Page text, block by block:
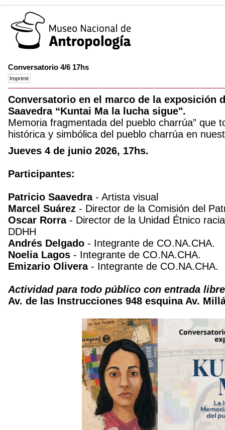
Conversatorio 4/6 17hs
Conversatorio en el marco de la exposición
Saavedra “Kuntai Ma la lucha sigue".
Memoria fragmentada del pueblo charrúa” que
histórica y simbólica del pueblo charrúa en
Jueves 4 de junio 2026, 17hs.
Participantes:
Patricio Saavedra- Artista visual
Marcel Suárez - Director de la Comisión del
Oscar Rorra- Director de la Unidad Étnico
DDHH
Andrés Delgado - Integrante de CO.NA.CHA.
Noelia Lagos - Integrante de CO.NA.CHA.
Emizario Olivera- Integrante de CO.NA.CHA.
Actividad para todo público con entrada
Av. de las Instrucciones 948 esquina Av.